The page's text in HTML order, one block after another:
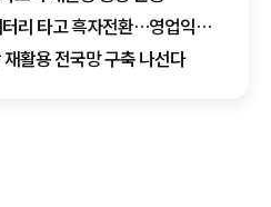
리 타고 흑자전환…영업익
활용 전국망 구축 나선다